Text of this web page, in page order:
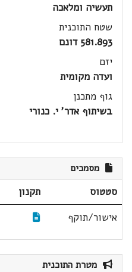
תעשיה ומלאכה
שטח התוכנית
581.893 דונם
יזם
ועדה מקומית
גוף מתכנן
בשיתוף אדר' י. כנורי
מסמכים
סטטוס תקנון
אישור/תוקף
מטרת התוכנית